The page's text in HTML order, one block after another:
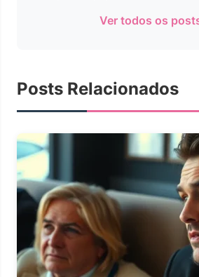
Ver todos os
Posts Relacionados